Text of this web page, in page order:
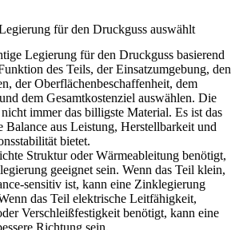
für den Druckguss auswählt
Legierung für den Druckguss basierend
des Teils, der Einsatzumgebung, den
der Oberflächenbeschaffenheit, dem
dem Gesamtkostenziel auswählen. Die
immer das billigste Material. Es ist das
Balance aus Leistung, Herstellbarkeit und
bietet.
Struktur oder Wärmeableitung benötigt,
geeignet sein. Wenn das Teil klein,
sensitiv ist, kann eine Zinklegierung
das Teil elektrische Leitfähigkeit,
Verschleißfestigkeit benötigt, kann eine